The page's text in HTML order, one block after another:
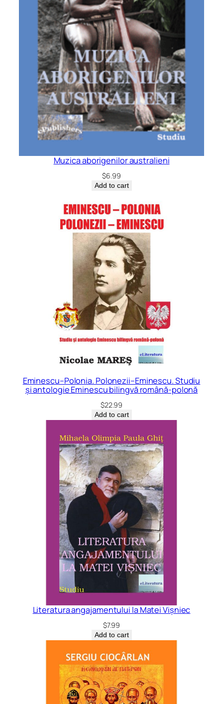
Muzica aborigenilor australieni
$6.99
Add to cart
Eminescu–Polonia. Polonezii–Eminescu. Studiu
și antologie Eminescu bilingvă română-polonă
$22.99
Add to cart
Literatura angajamentului la Matei Vișniec
$7.99
Add to cart